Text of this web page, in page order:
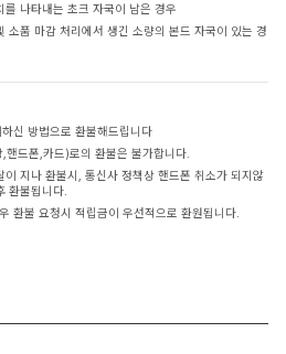
나타내는 초크 자국이 남은 경우
소품 마감 처리에서 생긴 소량의 본드 자국이 있는 경
신 방법으로 환불해드립니다
드폰,카드)로의 환불은 불가합니다.
지나 환불시, 통신사 정책상 핸드폰 취소가 되지않
환불됩니다.
환불 요청시 적립금이 우선적으로 환원됩니다.